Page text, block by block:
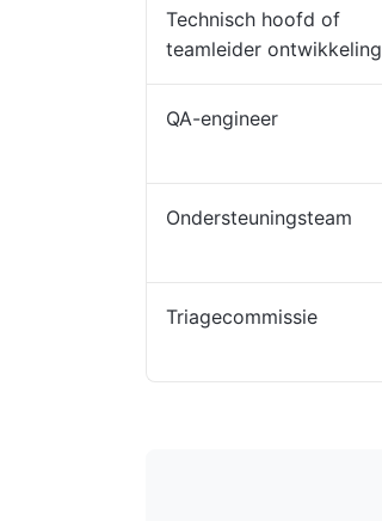
Technisch hoofd of
teamleider ontwikkeling
QA-engineer
Ondersteuningsteam
Triagecommissie